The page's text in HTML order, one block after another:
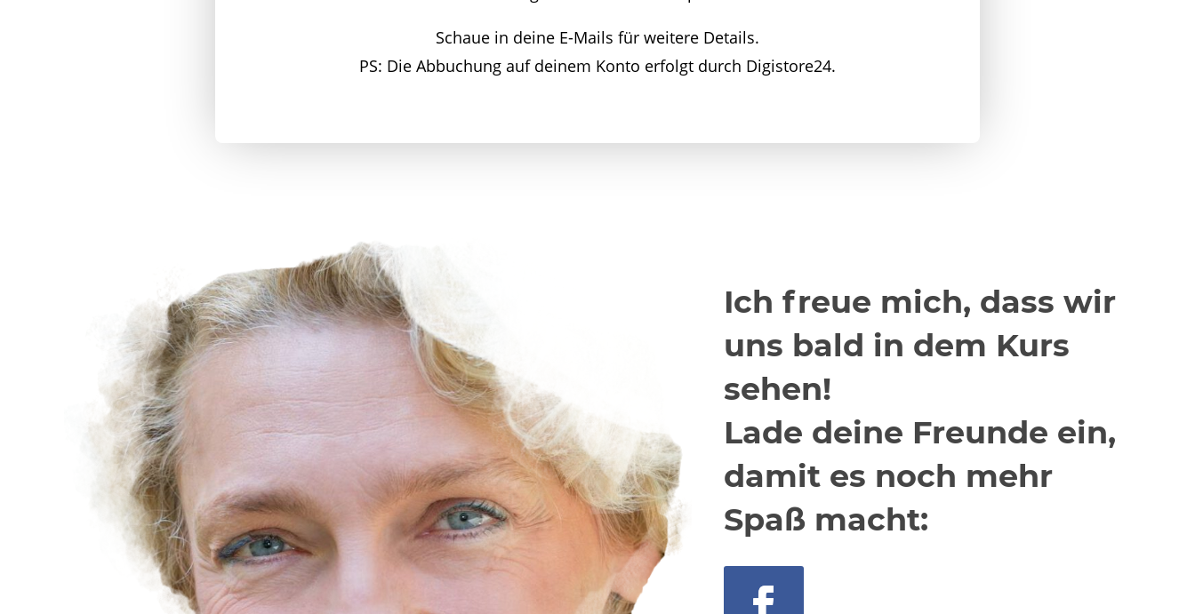
Schaue in deine E-Mails für weitere Details.
PS: Die Abbuchung auf deinem Konto erfolgt durch Digistore24.
Ich freue mich, dass wir
uns bald in dem Kurs
sehen!
Lade deine Freunde ein,
damit es noch mehr
Spaß macht: